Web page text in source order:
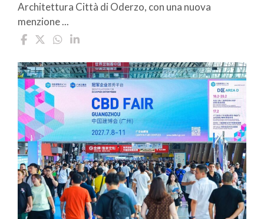
Architettura Città di Oderzo, con una nuova
menzione ...